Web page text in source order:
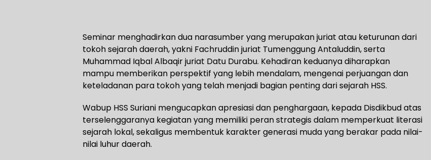
Seminar menghadirkan dua narasumber yang merupakan juriat atau keturunan dari
tokoh sejarah daerah, yakni Fachruddin juriat Tumenggung Antaluddin, serta
Muhammad Iqbal Albaqir juriat Datu Durabu. Kehadiran keduanya diharapkan
mampu memberikan perspektif yang lebih mendalam, mengenai perjuangan dan
keteladanan para tokoh yang telah menjadi bagian penting dari sejarah HSS.
Wabup HSS Suriani mengucapkan apresiasi dan penghargaan, kepada Disdikbud atas
terselenggaranya kegiatan yang memiliki peran strategis dalam memperkuat literasi
sejarah lokal, sekaligus membentuk karakter generasi muda yang berakar pada nilai-
nilai luhur daerah.